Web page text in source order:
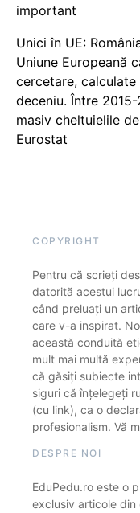
important
Unici în UE:
Uniune Europeană
cercetare,
deceniu. Între
masiv cheltuielile
Eurostat
COPYRIGHT
Pentru că scrieți
datorită acestui
când preluați un
care v-a inspirat.
această conduită
mult mai multă
că găsiți subiecte
siguri că înțelegeți
(cu link), ca o
profesionalism. Vă
DESPRE NOI
EduPedu.ro este o
exclusiv articole din